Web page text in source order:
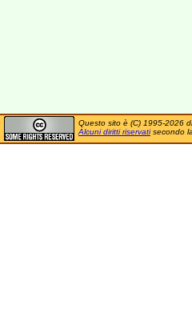
Questo sito è (C) 1995-2026
Alcuni diritti riservatisecondo